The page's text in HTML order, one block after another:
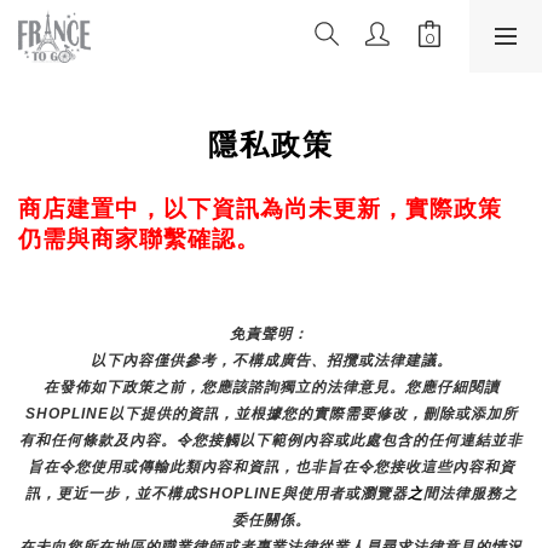
隱私政策
商店建置中，以下資訊為尚未更新，實際政策
仍需與商家聯繫確認。
免責聲明：
以下內容僅供參考，不構成廣告、招攬或法律建議。
在發佈如下政策之前，您應該諮詢獨立的法律意見。您應仔細閱讀
SHOPLINE以下提供的資訊，並根據您的實際需要修改，刪除或添加所
有和任何條款及內容。令您接觸以下範例內容或此處包含的任何連結並非
旨在令您使用或傳輸此類內容和資訊，也非旨在令您接收這些內容和資
訊，更近一步，並不構成SHOPLINE與使用者或瀏覽器之間法律服務之
委任關係。